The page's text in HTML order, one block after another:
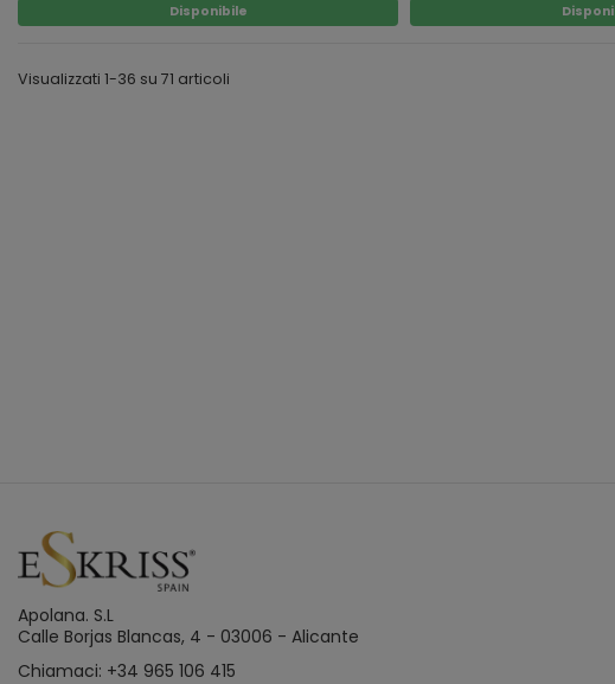
Disponibile
Visualizzati 1-36 su 71 articoli
Apolana. S.L
Calle Borjas Blancas, 4 - 03006 - Alicante
Chiamaci: +34 965 106 415